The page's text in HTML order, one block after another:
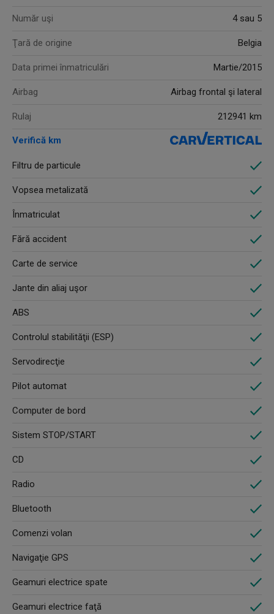
Număr uşi 4 sau 5
Ţară de origine Belgia
Data primei înmatriculări Martie/2015
Airbag Airbag frontal şi lateral
Rulaj 212941 km
Verifică km
Filtru de particule
Vopsea metalizată
Înmatriculat
Fără accident
Carte de service
Jante din aliaj uşor
ABS
Controlul stabilităţii (ESP)
Servodirecţie
Pilot automat
Computer de bord
Sistem STOP/START
CD
Radio
Bluetooth
Comenzi volan
Navigaţie GPS
Geamuri electrice spate
Geamuri electrice faţă